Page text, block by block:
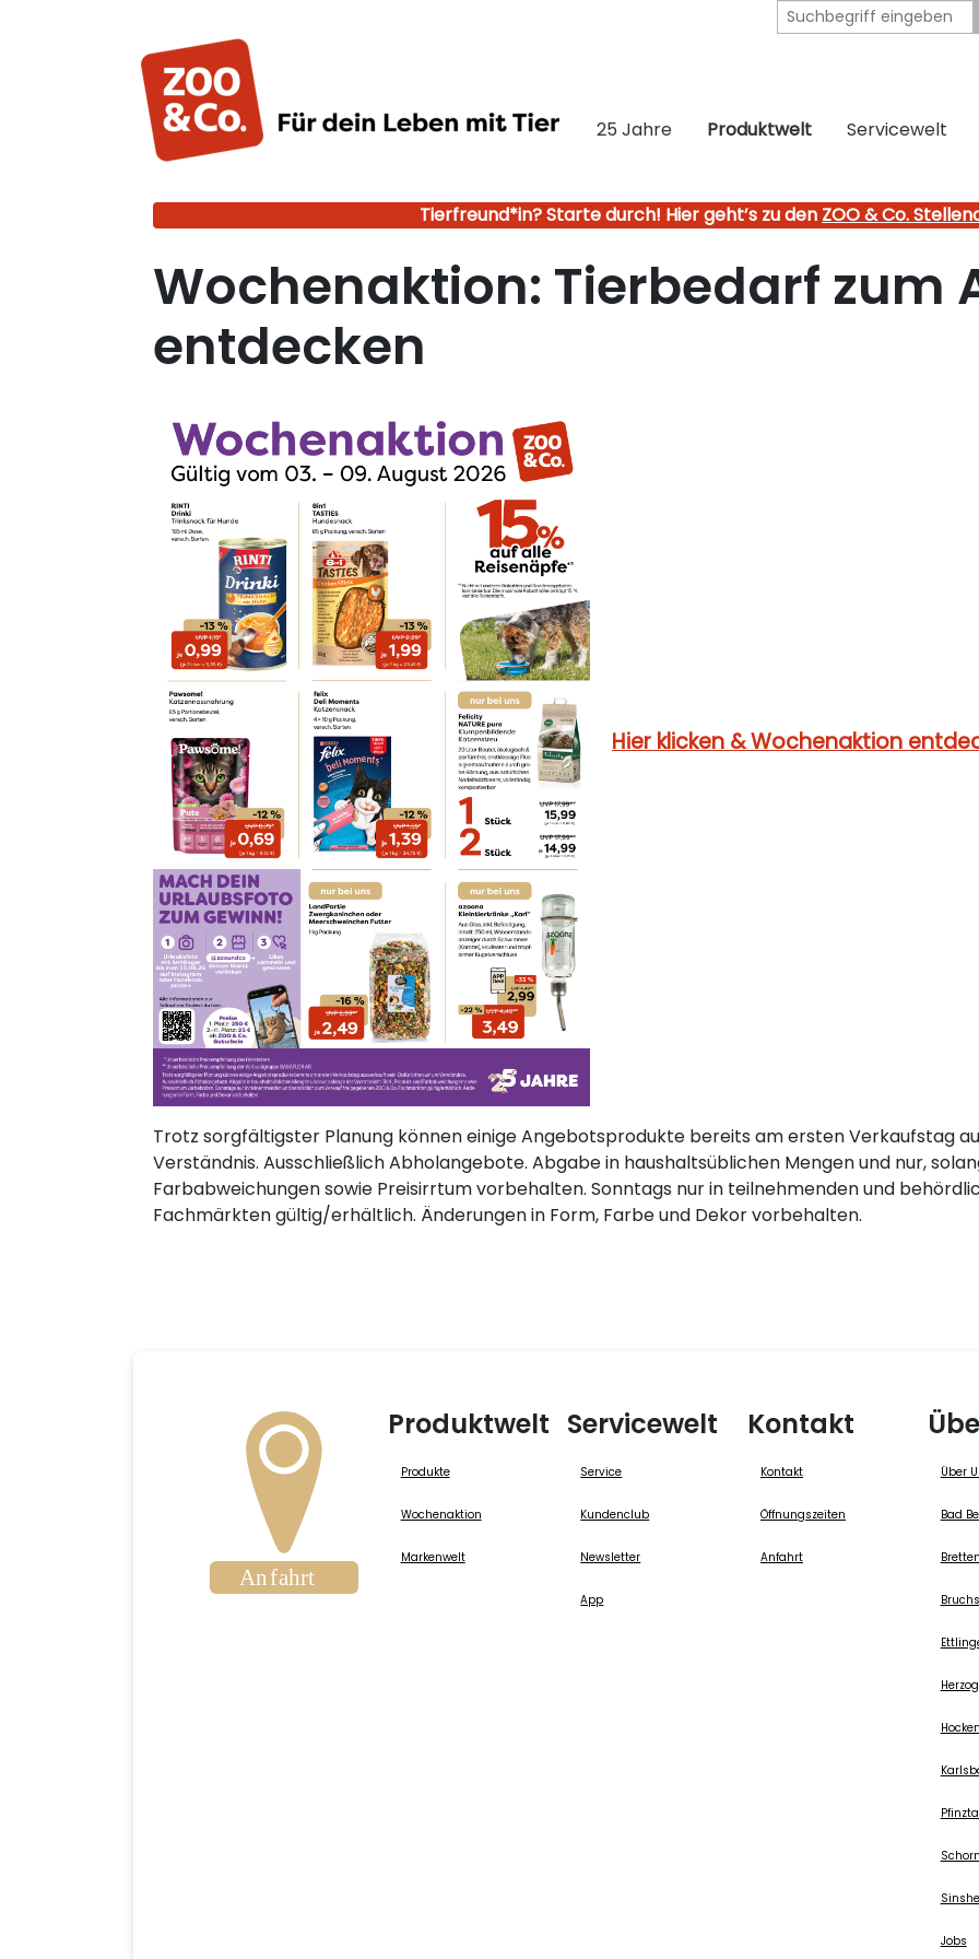
25 Jahre Produktwelt Servicewelt
Tierfreund*in? Starte durch! Hier geht’s zu den ZOO & Co.
Wochenaktion: Tierbedarf zum
entdecken
Hier klicken & Wochenaktion
Trotz sorgfältigster Planung können einige Angebotsprodukte bereits am ersten Verkaufstag
Verständnis. Ausschließlich Abholangebote. Abgabe in haushaltsüblichen Mengen und nur,
Farbabweichungen sowie Preisirrtum vorbehalten. Sonntags nur in teilnehmenden und
Fachmärkten gültig/erhältlich. Änderungen in Form, Farbe und Dekor vorbehalten.
Produktwelt
Produkte
Wochenaktion
Markenwelt
Servicewelt
Service
Kundenclub
Newsletter
App
Kontakt
Kontakt
Öffnungszeiten
Anfahrt
Über
Bad
Bretten
Jobs